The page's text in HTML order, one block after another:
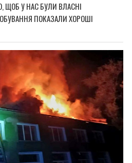
ЩОБ У НАС БУЛИ ВЛАСНІ
ПОКАЗАЛИ ХОРОШІ